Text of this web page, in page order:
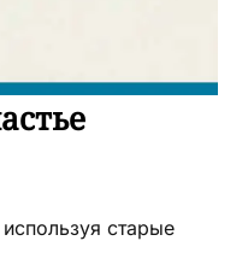
старые